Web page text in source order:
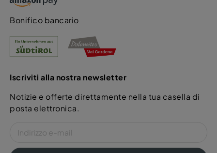
Bonifico bancario
Iscriviti alla nostra newsletter
Notizie e offerte direttamente nella tua casella di
posta elettronica.